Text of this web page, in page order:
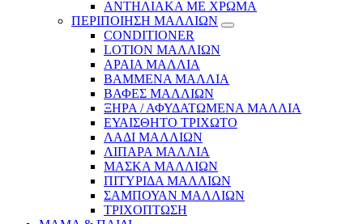
ΑΝΤΗΛΙΑΚΑ ΜΕ ΧΡΩΜΑ
ΠΕΡΙΠΟΙΗΣΗ ΜΑΛΛΙΩΝ
CONDITIONER
LOTION ΜΑΛΛΙΩΝ
ΑΡΑΙΑ ΜΑΛΛΙΑ
ΒΑΜΜΕΝΑ ΜΑΛΛΙΑ
ΒΑΦΕΣ ΜΑΛΛΙΩΝ
ΞΗΡΑ / ΑΦΥΔΑΤΩΜΕΝΑ ΜΑΛΛΙΑ
ΕΥΑΙΣΘΗΤΟ ΤΡΙΧΩΤΟ
ΛΑΔΙ ΜΑΛΛΙΩΝ
ΛΙΠΑΡΑ ΜΑΛΛΙΑ
ΜΑΣΚΑ ΜΑΛΛΙΩΝ
ΠΙΤΥΡΙΔΑ ΜΑΛΛΙΩΝ
ΣΑΜΠΟΥΑΝ ΜΑΛΛΙΩΝ
ΤΡΙΧΟΠΤΩΣΗ